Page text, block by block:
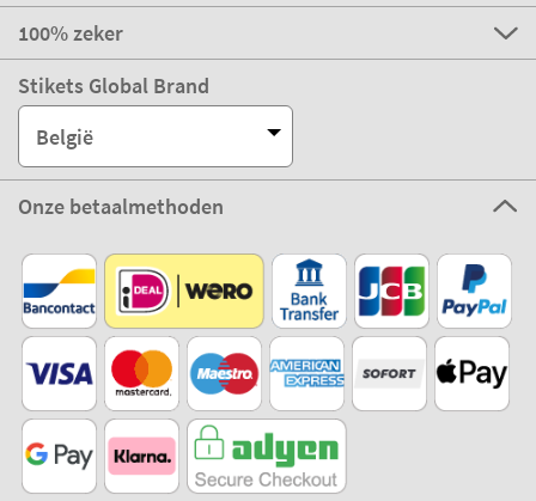
100% zeker
Stikets Global Brand
België
Onze betaalmethoden